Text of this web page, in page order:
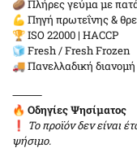
🥔 Πλήρες γεύμα με
💪 Πηγή πρωτεΐνης &
🏆 ISO 22000 | HACCP
🧊 Fresh / Fresh Frozen
🚚 Πανελλαδική
⸻
🔥 Οδηγίες Ψησίματος
❗
Το προϊόν δεν είναι
ψήσιμο.